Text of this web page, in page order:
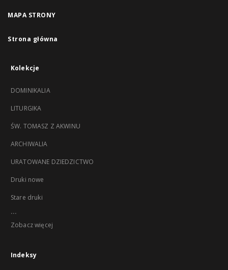
MAPA STRONY
Strona główna
Kolekcje
DOMINIKALIA
LITURGIKA
ŚW. TOMASZ Z AKWINU
ARCHIWALIA
URATOWANE DZIEDZICTWO
Druki nowe
Stare druki
...
Zobacz więcej
Indeksy